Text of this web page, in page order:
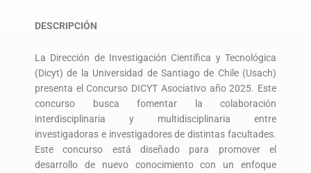
DESCRIPCIÓN
La Dirección de Investigación Científica y Tecnológica
(Dicyt) de la Universidad de Santiago de Chile (Usach)
presenta el Concurso DICYT Asociativo año 2025. Este
concurso busca fomentar la colaboración
interdisciplinaria y multidisciplinaria entre
investigadoras e investigadores de distintas facultades.
Este concurso está diseñado para promover el
desarrollo de nuevo conocimiento con un enfoque